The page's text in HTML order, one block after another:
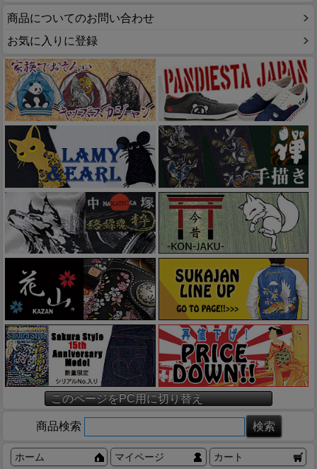
商品についてのお問い合わせ
お気に入りに登録
このページをPC用に切り替え
商品検索
ホーム マイページ カート